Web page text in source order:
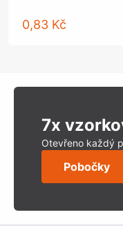
0,83 Kč
7x
Otevřeno každý
Pobočky